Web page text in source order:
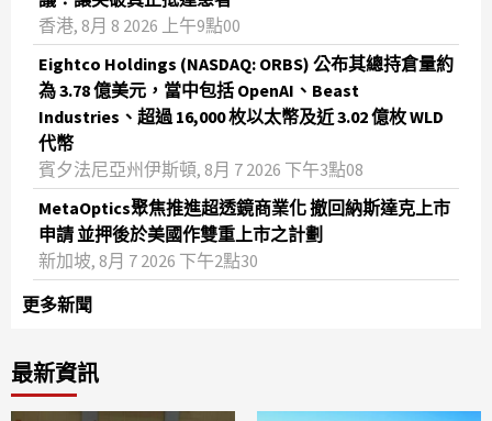
香港, 8月 8 2026 上午9點00
Eightco Holdings (NASDAQ: ORBS) 公布其總持倉量約
為 3.78 億美元，當中包括 OpenAI、Beast
Industries、超過 16,000 枚以太幣及近 3.02 億枚 WLD
代幣
賓夕法尼亞州伊斯頓, 8月 7 2026 下午3點08
MetaOptics聚焦推進超透鏡商業化 撤回納斯達克上市
申請 並押後於美國作雙重上市之計劃
新加坡, 8月 7 2026 下午2點30
更多新聞
最新資訊